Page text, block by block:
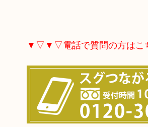
▼▽▼▽電話で質問の方は